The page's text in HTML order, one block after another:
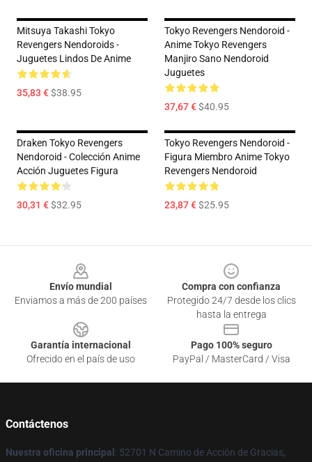
Mitsuya Takashi Tokyo
Revengers Nendoroids -
Juguetes Lindos De Anime
35,83 €$38.95
Tokyo Revengers Nendoroid -
Anime Tokyo Revengers
Manjiro Sano Nendoroid
Juguetes
37,67 €$40.95
Draken Tokyo Revengers
Nendoroid - Colección Anime
Acción Juguetes Figura
30,31 €$32.95
Tokyo Revengers Nendoroid -
Figura Miembro Anime Tokyo
Revengers Nendoroid
23,87 €$25.95
Envío mundial
Enviamos a más de 200 países
Compra con confianza
Protegido 24/7 desde los clics
hasta la entrega
Garantía internacional
Ofrecido en el país de uso
Pago 100% seguro
PayPal / MasterCard / Visa
Contáctenos
Nuestra oficina principal : 52701 N Camino de Acción de Gracias,